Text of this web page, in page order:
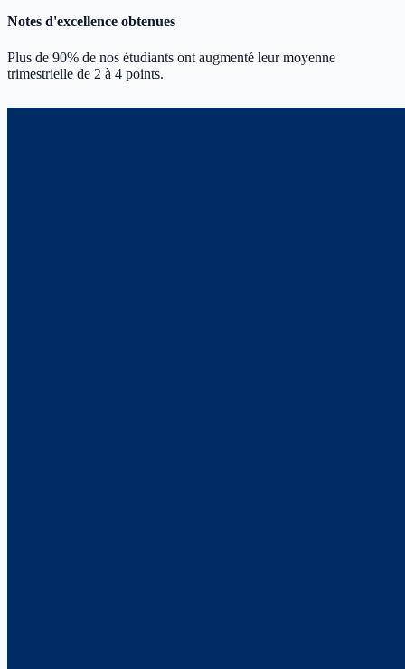
Notes d'excellence obtenues
Plus de 90% de nos étudiants ont augmenté leur moyenne
trimestrielle de 2 à 4 points.